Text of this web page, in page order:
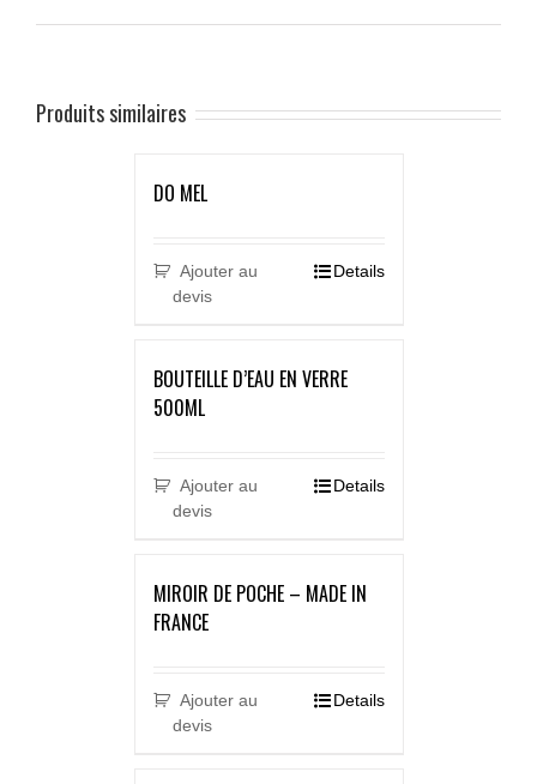
Produits similaires
DO MEL
Ajouter au
devis
Details
BOUTEILLE D’EAU EN VERRE
500ML
Ajouter au
devis
Details
MIROIR DE POCHE – MADE IN
FRANCE
Ajouter au
devis
Details